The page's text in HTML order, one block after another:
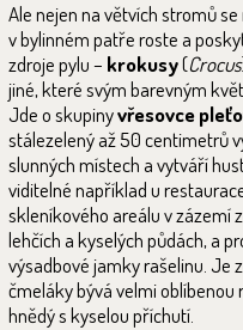
Ale nejen na větvích stromů
v bylinném patře roste a
zdroje pylu – krokusy(Crocus
jiné, které svým barevným
Jde o skupinyvřesovce
stálezelený až 50 centimetrů
slunných místech a vytváří
viditelné například u
skleníkového areálu v zázemí
lehčích a kyselých půdách, a
výsadbové jamky rašelinu. Je
čmeláky bývá velmi
hnědý s kyselou příchutí.